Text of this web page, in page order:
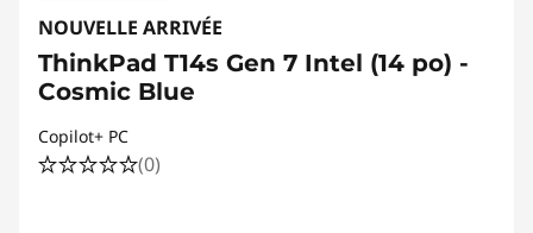
NOUVELLE ARRIVÉE
ThinkPad T14s Gen 7 Intel (14 po) -
Cosmic Blue
Copilot+ PC
(0)